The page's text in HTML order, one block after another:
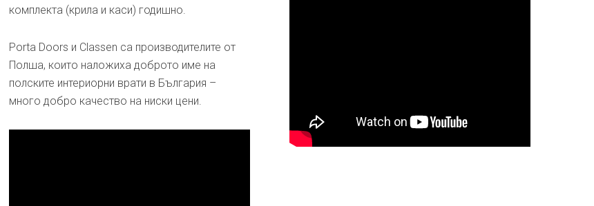
комплекта (крила и каси) годишно.
Porta Doors и Classen са производителите от
Полша, които наложиха доброто име на
полските интериорни врати в България –
много добро качество на ниски цени.